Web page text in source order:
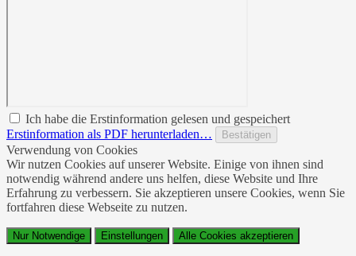
Ich habe die Erstinformation gelesen und gespeichert
Erstinformation als PDF herunterladen…
Bestätigen
Verwendung von Cookies
Wir nutzen Cookies auf unserer Website. Einige von ihnen sind
notwendig während andere uns helfen, diese Website und Ihre
Erfahrung zu verbessern. Sie akzeptieren unsere Cookies, wenn Sie
fortfahren diese Webseite zu nutzen.
Nur Notwendige Einstellungen Alle Cookies akzeptieren